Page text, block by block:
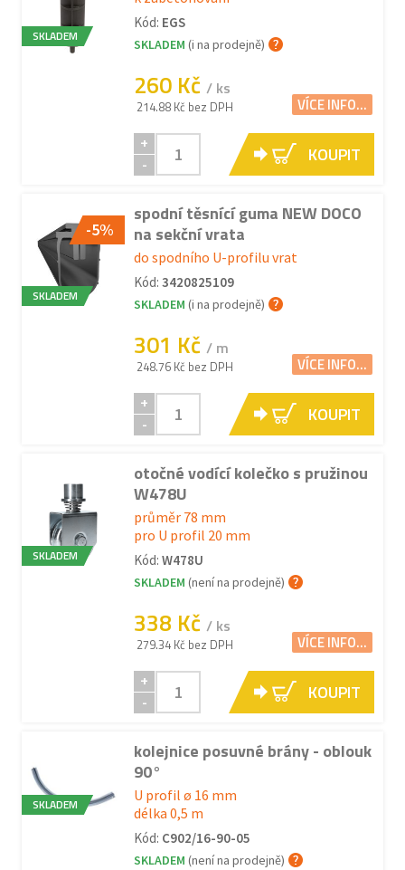
SKLADEM
Kód: EGS
SKLADEM (i na prodejně)
260 Kč / ks
214.88 Kč bez DPH VÍCE INFO...
+
-
KOUPIT
-5%
SKLADEM
spodní těsnící guma NEW DOCO
na sekční vrata
do spodního U-profilu vrat
Kód: 3420825109
SKLADEM (i na prodejně)
301 Kč / m
248.76 Kč bez DPH VÍCE INFO...
+
-
KOUPIT
SKLADEM
otočné vodící kolečko s pružinou
W478U
průměr 78 mm
pro U profil 20 mm
Kód: W478U
SKLADEM (není na prodejně)
338 Kč / ks
279.34 Kč bez DPH VÍCE INFO...
+
-
KOUPIT
SKLADEM
kolejnice posuvné brány - oblouk
90°
U profil ø 16 mm
délka 0,5 m
Kód: C902/16-90-05
SKLADEM (není na prodejně)